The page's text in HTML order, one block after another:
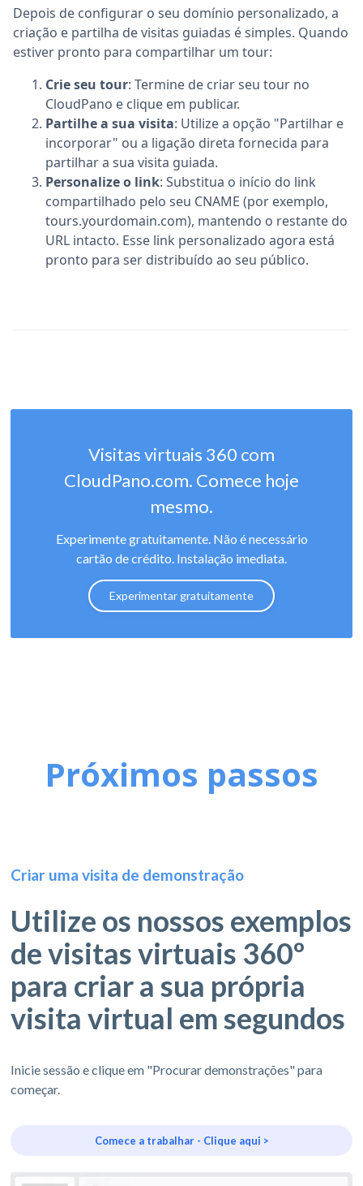
Depois de configurar o seu domínio personalizado, a
criação e partilha de visitas guiadas é simples. Quando
estiver pronto para compartilhar um tour:
Crie seu tour: Termine de criar seu tour no
CloudPano e clique em publicar.
Partilhe a sua visita: Utilize a opção "Partilhar e
incorporar" ou a ligação direta fornecida para
partilhar a sua visita guiada.
Personalize o link: Substitua o início do link
compartilhado pelo seu CNAME (por exemplo,
tours.yourdomain.com), mantendo o restante do
URL intacto. Esse link personalizado agora está
pronto para ser distribuído ao seu público.
Visitas virtuais 360 com
CloudPano.com. Comece hoje
mesmo.
Experimente gratuitamente. Não é necessário
cartão de crédito. Instalação imediata.
Experimentar gratuitamente
Próximos passos
Criar uma visita de demonstração
Utilize os nossos exemplos
de visitas virtuais 360º
para criar a sua própria
visita virtual em segundos
Inicie sessão e clique em "Procurar demonstrações" para
começar.
Comece a trabalhar - Clique aqui >